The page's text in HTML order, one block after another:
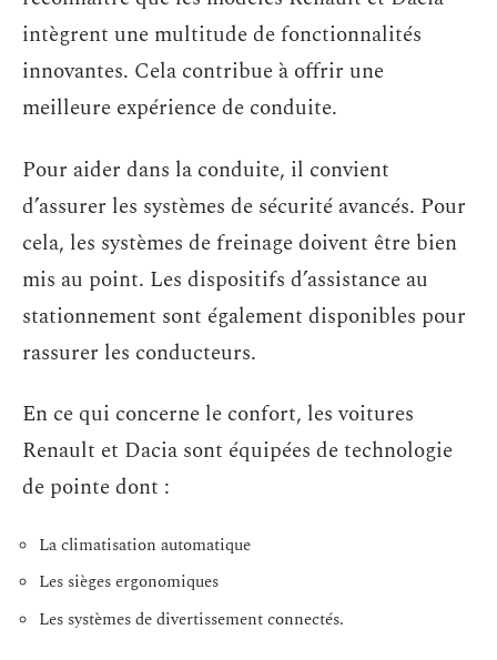
intègrent une multitude de fonctionnalités
innovantes. Cela contribue à offrir une
meilleure expérience de conduite.
Pour aider dans la conduite, il convient
d’assurer les systèmes de sécurité avancés. Pour
cela, les systèmes de freinage doivent être bien
mis au point. Les dispositifs d’assistance au
stationnement sont également disponibles pour
rassurer les conducteurs.
En ce qui concerne le confort, les voitures
Renault et Dacia sont équipées de technologie
de pointe dont :
La climatisation automatique
Les sièges ergonomiques
Les systèmes de divertissement connectés.